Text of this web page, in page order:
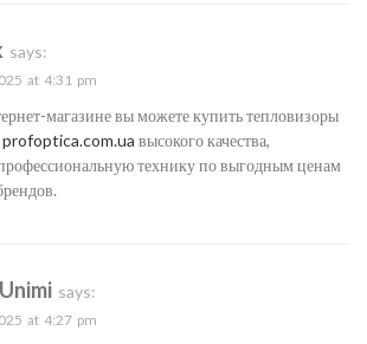
says:
at 4:31 pm
магазине вы можете купить тепловизоры
profoptica.com.ua высокого качества,
технику по выгодным ценам
says:
at 4:27 pm